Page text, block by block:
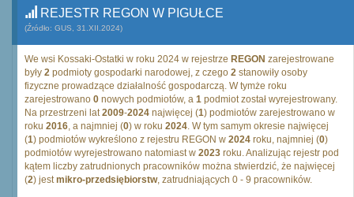
REJESTR REGON W PIGUŁCE
(Źródło: GUS, 31.XII.2024)
We wsi Kossaki-Ostatki w roku 2024 w rejestrze REGON zarejestrowane
były 2 podmioty gospodarki narodowej, z czego 2 stanowiły osoby
fizyczne prowadzące działalność gospodarczą. W tymże roku
zarejestrowano 0 nowych podmiotów, a 1 podmiot został wyrejestrowany.
Na przestrzeni lat2009-2024 najwięcej (1) podmiotów zarejestrowano w
roku 2016, a najmniej (0) w roku 2024. W tym samym okresie najwięcej
(1) podmiotów wykreślono z rejestru REGON w 2024 roku, najmniej (0)
podmiotów wyrejestrowano natomiast w 2023 roku. Analizując rejestr pod
kątem liczby zatrudnionych pracowników można stwierdzić, że najwięcej
(2) jestmikro-przedsiębiorstw, zatrudniających 0 - 9 pracowników.